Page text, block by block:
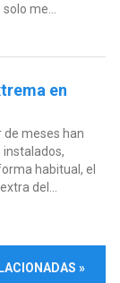
me...
en
de meses han
habitual, el
del...
»